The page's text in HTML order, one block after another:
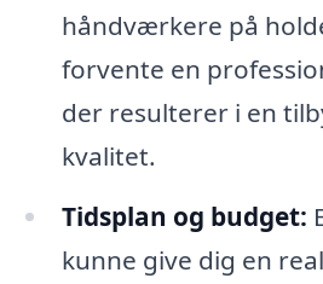
håndværkere på
forvente en
der resulterer i en
kvalitet.
Tidsplan og budget:
kunne give dig en